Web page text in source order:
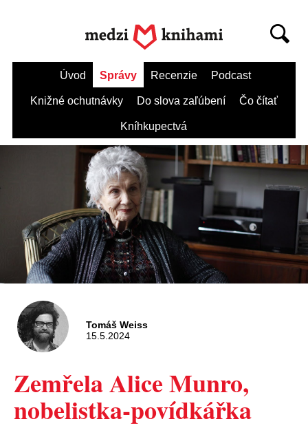
Úvod Správy Recenzie Podcast
Knižné ochutnávky Do slova zaľúbení Čo čítať
Kníhkupectvá
Tomáš Weiss
15.5.2024
Zemřela Alice Munro,
nobelistka-povídkářka